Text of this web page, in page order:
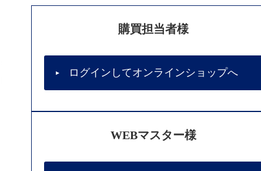
購買担当者様
ログインしてオンラインショップへ
WEBマスター様